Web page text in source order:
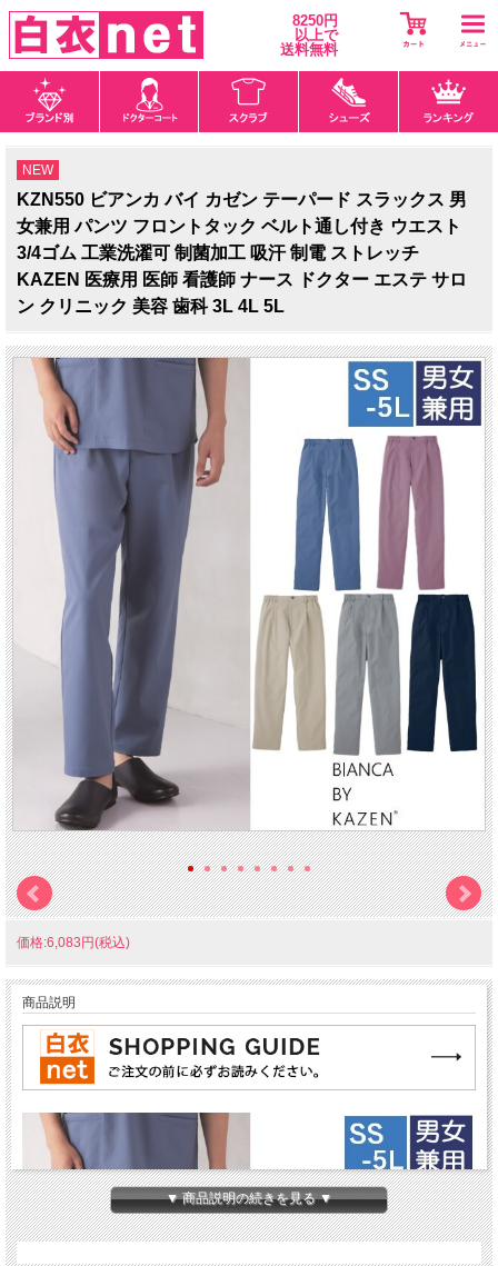
8250円
以上で
送料無料
NEW
KZN550 ビアンカ バイ カゼン テーパード スラックス 男
女兼用 パンツ フロントタック ベルト通し付き ウエスト
3/4ゴム 工業洗濯可 制菌加工 吸汗 制電 ストレッチ
KAZEN 医療用 医師 看護師 ナース ドクター エステ サロ
ン クリニック 美容 歯科 3L 4L 5L
価格:6,083円(税込)
商品説明
▼ 商品説明の続きを見る ▼